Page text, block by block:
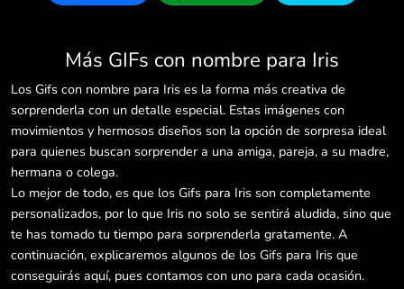
Más GIFs con nombre para Iris
Los Gifs con nombre para Iris es la forma más creativa de
sorprenderla con un detalle especial. Estas imágenes con
movimientos y hermosos diseños son la opción de sorpresa ideal
para quienes buscan sorprender a una amiga, pareja, a su madre,
hermana o colega.
Lo mejor de todo, es que los Gifs para Iris son completamente
personalizados, por lo que Iris no solo se sentirá aludida, sino que
te has tomado tu tiempo para sorprenderla gratamente. A
continuación, explicaremos algunos de los Gifs para Iris que
conseguirás aquí, pues contamos con uno para cada ocasión.